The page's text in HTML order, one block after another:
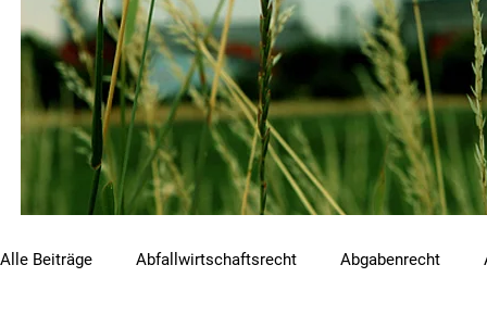
Alle Beiträge Abfallwirtschaftsrecht Abgabenrecht